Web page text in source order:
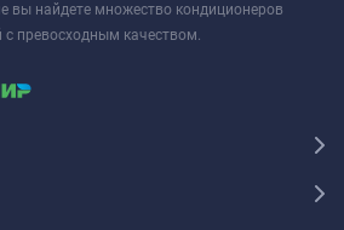
вы найдете множество кондиционеров
превосходным качеством.